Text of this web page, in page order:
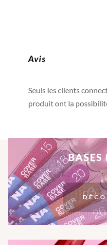
Avis
Seuls les clients
produit ont la
BASES